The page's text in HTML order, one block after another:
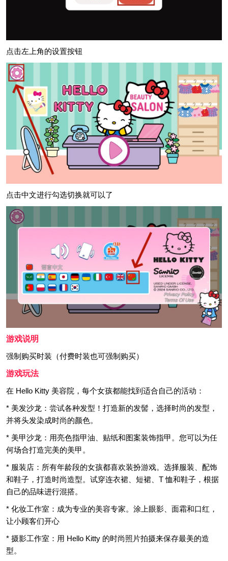
点击左上角的设置按钮
点击中文进行勾选切换就可以了
游戏说明
强制购买时装（付费时装也可强制购买）
游戏玩法
在 Hello Kitty 美容院，每个女孩都能找到适合自己的活动：
* 美发沙龙：尝试各种发型！打造新的发髻，选择时尚的发型，
并将头发染成时尚的颜色。
* 美甲沙龙：用亮色指甲油、贴纸和图案装饰指甲。您可以为任
何场合打造完美的美甲。
* 服装店：所有年龄段的女孩都喜欢装扮游戏。选择服装、配饰
和鞋子，打造时尚造型。试穿连衣裙、短裙、T 恤和鞋子，根据
自己的品味进行混搭。
* 化妆工作室：成为专业的美容专家。涂上眼影、面霜和口红，
让小顾客们开心
* 摄影工作室：用 Hello Kitty 的时尚照片拍摄来保存最美的造
型。